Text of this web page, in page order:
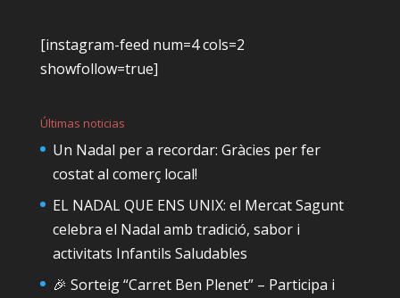
[instagram-feed num=4 cols=2
showfollow=true]
Últimas noticias
Un Nadal per a recordar: Gràcies per fer
costat al comerç local!
EL NADAL QUE ENS UNIX: el Mercat Sagunt
celebra el Nadal amb tradició, sabor i
activitats Infantils Saludables
🎉 Sorteig “Carret Ben Plenet” – Participa i